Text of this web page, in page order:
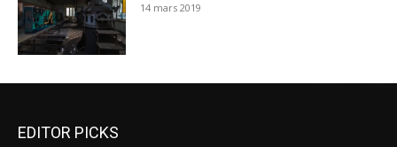
14 mars 2019
EDITOR PICKS